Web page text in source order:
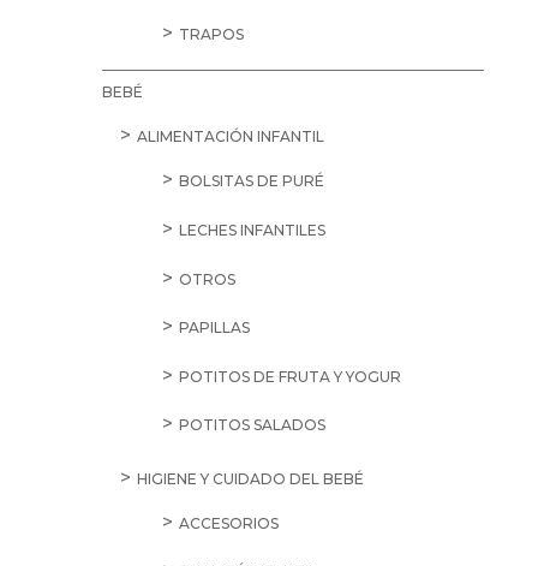
TRAPOS
BEBÉ
ALIMENTACIÓN INFANTIL
BOLSITAS DE PURÉ
LECHES INFANTILES
OTROS
PAPILLAS
POTITOS DE FRUTA Y YOGUR
POTITOS SALADOS
HIGIENE Y CUIDADO DEL BEBÉ
ACCESORIOS